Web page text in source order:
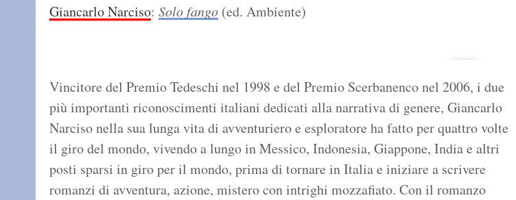
Giancarlo Narciso: Solo fango (ed. Ambiente)
Vincitore del Premio Tedeschi nel 1998 e del Premio Scerbanenco nel 2006, i due
più importanti riconoscimenti italiani dedicati alla narrativa di genere, Giancarlo
Narciso nella sua lunga vita di avventuriero e esploratore ha fatto per quattro volte
il giro del mondo, vivendo a lungo in Messico, Indonesia, Giappone, India e altri
posti sparsi in giro per il mondo, prima di tornare in Italia e iniziare a scrivere
romanzi di avventura, azione, mistero con intrighi mozzafiato. Con il romanzo